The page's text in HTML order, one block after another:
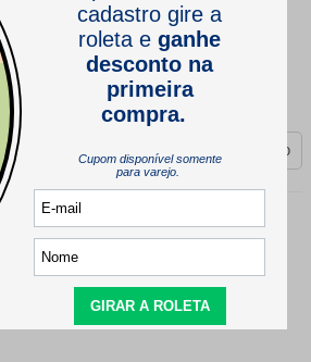
verificado
o produto
0
verificado
é sinônimo de qualidade. Ótimo